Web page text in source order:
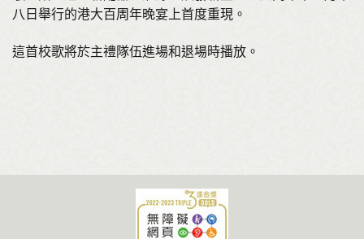
八日舉行的港大百周年晚宴上首度重現。
這首校歌將於主禮隊伍進場和退場時播放。